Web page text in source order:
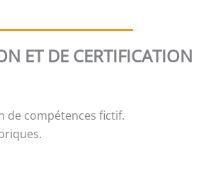
ET DE CERTIFICATION
de compétences fictif.